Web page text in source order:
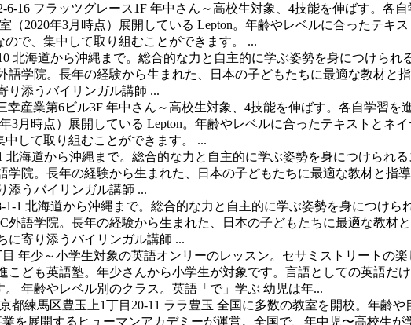
6-16 フラッツグレース1F 年中さん～高校生対象、4技能を伸ばす。各
（2020年3月時点）展開している Lepton。年齢やレベルに合ったテキ
で、集中して取り組むことができます。 ...
北海道から沖縄まで。総合的な力と自主的に学ぶ姿勢を身につけられ
語学院。長年の経験から生まれた、日本の子どもたちに最適な教材と
り添うバイリンガル講師 ...
幸産業第6ビル3F 年中さん～高校生対象、4技能を伸ばす。各自学習を
3月時点）展開している Lepton。年齢やレベルに合ったテキストとネ
して取り組むことができます。 ...
北海道から沖縄まで。総合的な力と自主的に学ぶ姿勢を身につけられ
学院。長年の経験から生まれた、日本の子どもたちに最適な教材と指
添うバイリンガル講師 ...
1-1 北海道から沖縄まで。総合的な力と自主的に学ぶ姿勢を身につけら
外語学院。長年の経験から生まれた、日本の子どもたちに最適な教材
に寄り添うバイリンガル講師 ...
年少～小学生対象の英語オンリーのレッスン。セサミストリートの
ども英語塾。年少さんから小学生が対象です。言語としての英語だ
年齢やレベル別のクラス。英語「で」学ぶ 幼児は年...
都練馬区豊玉上1丁目20-11 ララ豊玉 全国に多数の教室を開校。年齢
を展開するヒューマンアカデミーが運営。全国で、年中児〜高校生